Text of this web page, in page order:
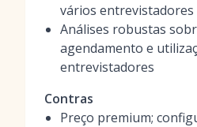
vários
Análises robustas
agendamento e
entrevistadores
Contras
Preço premium;